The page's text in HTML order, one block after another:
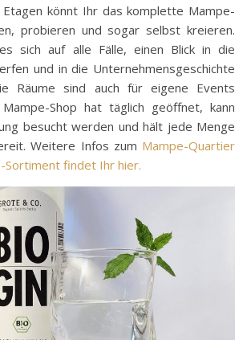
könnt Ihr das komplette Mampe-
probieren und sogar selbst kreieren.
sich auf alle Fälle, einen Blick in die
und in die Unternehmensgeschichte
Räume sind auch für eigene Events
Shop hat täglich geöffnet, kann
besucht werden und hält jede Menge
Weitere Infos zum Mampe-Quartier
Sortiment findet Ihr hier.